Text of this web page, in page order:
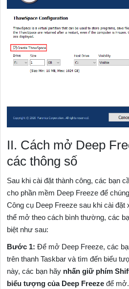
II. Cách mở Deep
các thông số
Sau khi cài đặt thành công, các bạn
cho phần mềm Deep Freeze để
Công cụ Deep Freeze sau khi cài đặt
thể mở theo cách bình thường, các
biệt như sau:
Bước 1: Để mở Deep Freeze, các
trên thanh Taskbar và tìm đến biểu
này, các bạn hãy nhấn giữ phím
biểu tượng của Deep Freeze để mở.